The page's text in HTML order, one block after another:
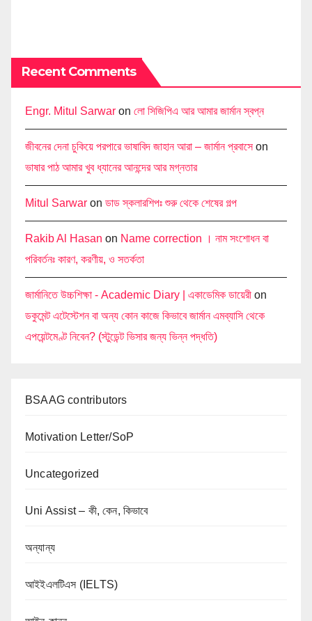
Recent Comments
Engr. Mitul Sarwar on লো সিজিপিএ আর আমার জার্মান স্বপ্ন
জীবনের দেনা চুকিয়ে পরপারে ভাষাবিদ জাহান আরা – জার্মান প্রবাসেon
ভাষার পাঠ আমার খুব ধ্যানের আনন্দের আর মগ্নতার
Mitul Sarwar on ডাড স্কলারশিপঃ শুরু থেকে শেষের গল্প
Rakib Al Hasan on Name correction । নাম সংশোধন বা
পরিবর্তনঃ কারণ, করণীয়, ও সতর্কতা
জার্মানিতে উচ্চশিক্ষা - Academic Diary | একাডেমিক ডায়েরী on
ডকুমেন্ট এটেস্টেশন বা অন্য কোন কাজে কিভাবে জার্মান এমব্যাসি থেকে
এপয়েন্টমেণ্ট নিবেন? (স্টুডেন্ট ভিসার জন্য ভিন্ন পদ্ধতি)
BSAAG contributors
Motivation Letter/SoP
Uncategorized
Uni Assist – কী, কেন, কিভাবে
অন্যান্য
আইইএলটিএস (IELTS)